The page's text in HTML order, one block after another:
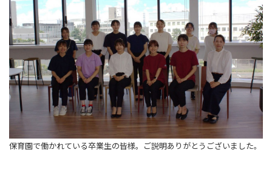
保育園で働かれている卒業生の皆様。ご説明ありがとうございました。